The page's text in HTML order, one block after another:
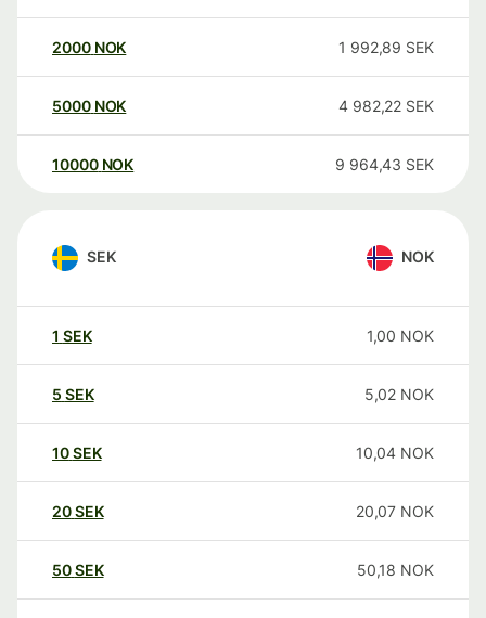
2000 NOK 1 992,89 SEK
5000 NOK 4 982,22 SEK
10000 NOK 9 964,43 SEK
SEK NOK
1 SEK 1,00 NOK
5 SEK 5,02 NOK
10SEK 10,04 NOK
20SEK 20,07 NOK
50SEK 50,18 NOK